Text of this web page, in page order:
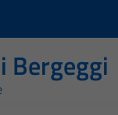
Bergeggi